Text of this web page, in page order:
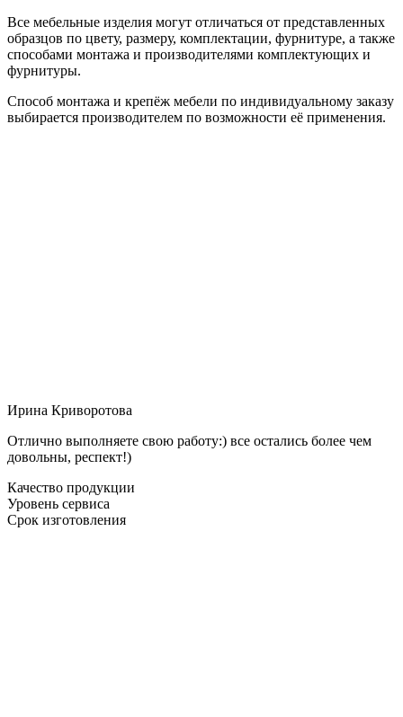
Все мебельные изделия могут отличаться от представленных
образцов по цвету, размеру, комплектации, фурнитуре, а также
способами монтажа и производителями комплектующих и
фурнитуры.
Способ монтажа и крепёж мебели по индивидуальному заказу
выбирается производителем по возможности её применения.
Ирина Криворотова
Отлично выполняете свою работу:) все остались более чем
довольны, респект!)
Качество продукции
Уровень сервиса
Срок изготовления